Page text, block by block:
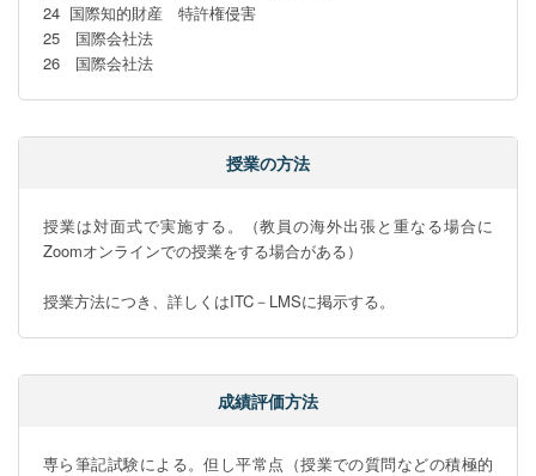
24  国際知的財産　特許権侵害
25　国際会社法
26　国際会社法
授業の方法
授業は対面式で実施する。（教員の海外出張と重なる場合に
Zoomオンラインでの授業をする場合がある）
授業方法につき、詳しくはITC－LMSに掲示する。
成績評価方法
専ら筆記試験による。但し平常点（授業での質問などの積極的